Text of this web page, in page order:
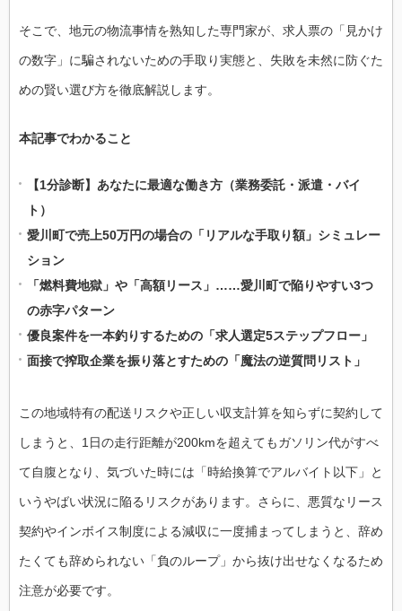
そこで、地元の物流事情を熟知した専門家が、求人票の「見かけ
の数字」に騙されないための手取り実態と、失敗を未然に防ぐた
めの賢い選び方を徹底解説します。
本記事でわかること
【1分診断】あなたに最適な働き方（業務委託・派遣・バイ
ト）
愛川町で売上50万円の場合の「リアルな手取り額」シミュレー
ション
「燃料費地獄」や「高額リース」……愛川町で陥りやすい3つ
の赤字パターン
優良案件を一本釣りするための「求人選定5ステップフロー」
面接で搾取企業を振り落とすための「魔法の逆質問リスト」
この地域特有の配送リスクや正しい収支計算を知らずに契約して
しまうと、1日の走行距離が200kmを超えてもガソリン代がすべ
て自腹となり、気づいた時には「時給換算でアルバイト以下」と
いうやばい状況に陥るリスクがあります。さらに、悪質なリース
契約やインボイス制度による減収に一度捕まってしまうと、辞め
たくても辞められない「負のループ」から抜け出せなくなるため
注意が必要です。